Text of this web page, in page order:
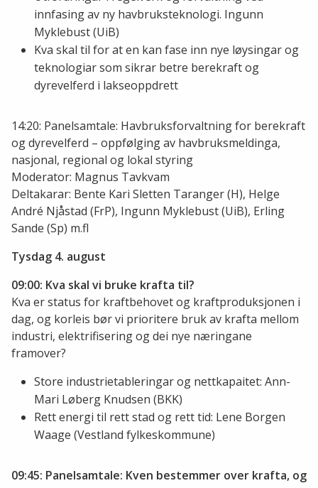
innfasing av ny havbruksteknologi. Ingunn
Myklebust (UiB)
Kva skal til for at en kan fase inn nye løysingar og
teknologiar som sikrar betre berekraft og
dyrevelferd i lakseoppdrett
14:20: Panelsamtale: Havbruksforvaltning for berekraft
og dyrevelferd – oppfølging av havbruksmeldinga,
nasjonal, regional og lokal styring
Moderator: Magnus Tavkvam
Deltakarar: Bente Kari Sletten Taranger (H), Helge
André Njåstad (FrP), Ingunn Myklebust (UiB), Erling
Sande (Sp) m.fl
Tysdag 4. august
09:00: Kva skal vi bruke krafta til?
Kva er status for kraftbehovet og kraftproduksjonen i
dag, og korleis bør vi prioritere bruk av krafta mellom
industri, elektrifisering og dei nye næringane
framover?
Store industrietableringar og nettkapaitet: Ann-
Mari Løberg Knudsen (BKK)
Rett energi til rett stad og rett tid: Lene Borgen
Waage (Vestland fylkeskommune)
09:45: Panelsamtale: Kven bestemmer over krafta, og